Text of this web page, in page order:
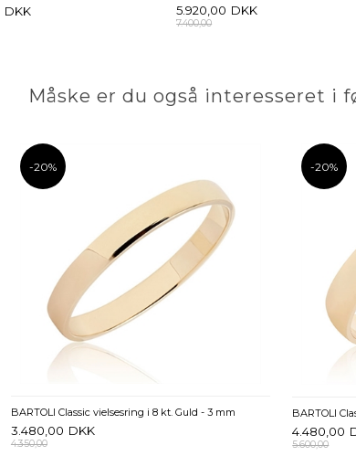
DKK 5.920,00 DKK
7.400,00
Måske er du også interesseret i
-20%
BARTOLI Classic vielsesring i 8 kt. Guld - 3 mm
3.480,00 DKK
4.350,00
-20%
BARTOLI
4.480,00
5.600,00